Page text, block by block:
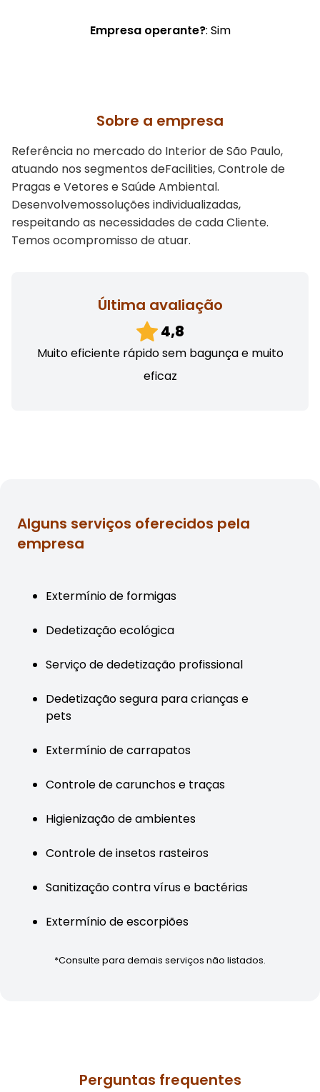
Empresa operante?: Sim
Sobre a empresa
Referência no mercado do Interior de São Paulo,
atuando nos segmentos deFacilities, Controle de
Pragas e Vetores e Saúde Ambiental.
Desenvolvemossoluções individualizadas,
respeitando as necessidades de cada Cliente.
Temos ocompromisso de atuar.
Última avaliação
4,8
Muito eficiente rápido sem bagunça e muito
eficaz
Alguns serviços oferecidos pela
empresa
Extermínio de formigas
Dedetização ecológica
Serviço de dedetização profissional
Dedetização segura para crianças e
pets
Extermínio de carrapatos
Controle de carunchos e traças
Higienização de ambientes
Controle de insetos rasteiros
Sanitização contra vírus e bactérias
Extermínio de escorpiões
*Consulte para demais serviços não listados.
Perguntas frequentes